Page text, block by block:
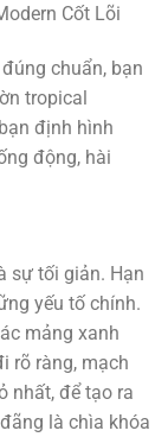
Cốt Lõi
chuẩn, bạn
tropical
định hình
động, hài
sự tối giản. Hạn
yếu tố chính.
mảng xanh
rõ ràng, mạch
nhất, để tạo ra
là chìa khóa